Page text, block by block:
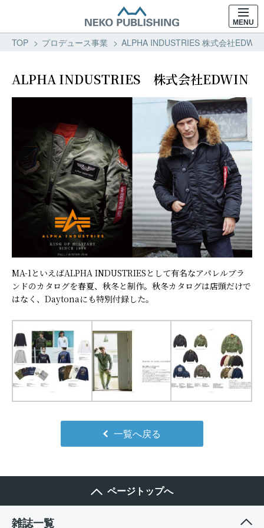
MENU
TOP プロデュース事業 ALPHA INDUSTRIES 株式会社
ALPHA INDUSTRIES 株式会社EDWIN
MA-1といえばALPHA INDUSTRIESとして有名なアパレルブラ
ンドのカタログを春夏、秋冬と制作。秋冬カタログは店頭だけで
はなく、Daytonaにも特別付録した。
一覧へ戻る
ページトップへ
雑誌一覧